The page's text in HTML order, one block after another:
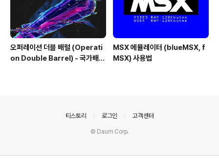
오퍼레이션 더블 배럴 (Operati
on Double Barrel) - 국가배후
MSX 에뮬레이터 (blueMSX, f
MSX) 사용법
티스토리 로그인 고객센터
© Daum Corp.